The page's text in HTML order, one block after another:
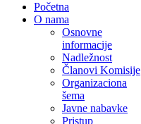
Početna
O nama
Osnovne
informacije
Nadležnost
Članovi Komisije
Organizaciona
šema
Javne nabavke
Pristup